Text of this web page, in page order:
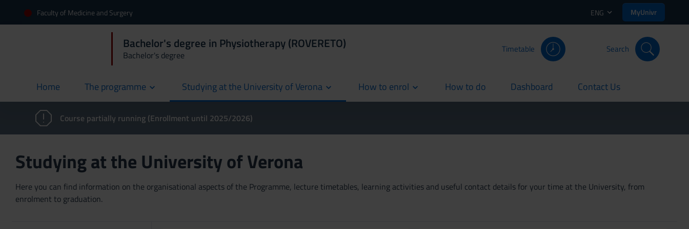
Faculty of Medicine and Surgery ENG MyUnivr
Bachelor's degree in Physiotherapy (ROVERETO)
Bachelor's degree
Timetable Search
Home
current The programme Studying at the University of Verona How to enrol How to do
current Dashboard
current Contact Us
current
Course partially running (Enrollment until 2025/2026)
Studying at the University of Verona
Here you can find information on the organisational aspects of the Programme, lecture timetables, learning activities and useful contact details for your time at the University, from
enrolment to graduation.